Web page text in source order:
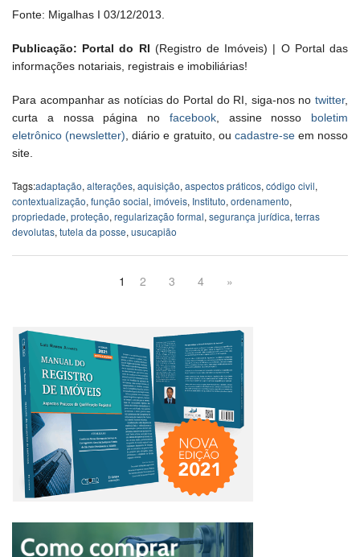
Fonte: Migalhas I 03/12/2013.
Publicação: Portal do RI (Registro de Imóveis) | O Portal das
informações notariais, registrais e imobiliárias!
Para acompanhar as notícias do Portal do RI, siga-nos no twitter,
curta a nossa página no facebook, assine nosso boletim
eletrônico (newsletter) , diário e gratuito, ou cadastre-seem nosso
site.
Tags:adaptação, alterações, aquisição, aspectos práticos, código civil,
contextualização, função social, imóveis, Instituto, ordenamento,
propriedade, proteção, regularização formal, segurança jurídica, terras
devolutas, tutela da posse, usucapião
1 2 3 4 »